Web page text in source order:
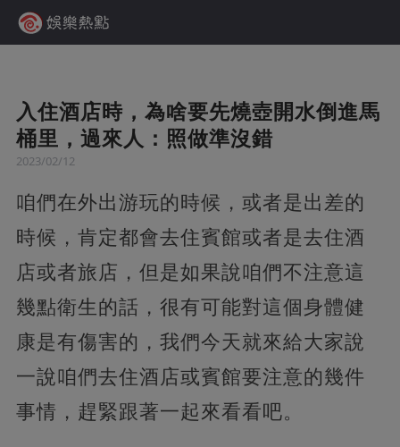
入住酒店時，為啥要先燒壺開水倒進馬
桶里，過來人：照做準沒錯
2023/02/12
咱們在外出游玩的時候，或者是出差的
時候，肯定都會去住賓館或者是去住酒
店或者旅店，但是如果說咱們不注意這
幾點衛生的話，很有可能對這個身體健
康是有傷害的，我們今天就來給大家說
一說咱們去住酒店或賓館要注意的幾件
事情，趕緊跟著一起來看看吧。